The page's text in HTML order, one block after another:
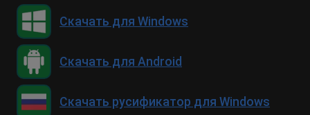
Скачать для Windows
Скачать для Android
Скачать русификатор для Windows